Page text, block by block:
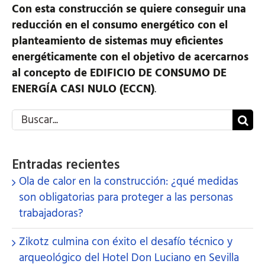
Con esta construcción se quiere conseguir una
reducción en el consumo energético con el
planteamiento de sistemas muy eficientes
energéticamente con el objetivo de acercarnos
al concepto de EDIFICIO DE CONSUMO DE
ENERGÍA CASI NULO (ECCN).
Buscar:
Entradas recientes
Ola de calor en la construcción: ¿qué medidas
son obligatorias para proteger a las personas
trabajadoras?
Zikotz culmina con éxito el desafío técnico y
arqueológico del Hotel Don Luciano en Sevilla